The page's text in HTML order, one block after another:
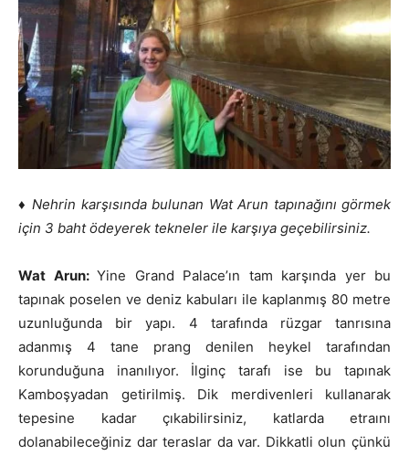
♦ Nehrin karşısında bulunan Wat Arun tapınağını görmek
için 3 baht ödeyerek tekneler ile karşıya geçebilirsiniz.
Wat Arun: Yine Grand Palace’ın tam karşında yer bu
tapınak poselen ve deniz kabuları ile kaplanmış 80 metre
uzunluğunda bir yapı. 4 tarafında rüzgar tanrısına
adanmış 4 tane prang denilen heykel tarafından
korunduğuna inanılıyor. İlginç tarafı ise bu tapınak
Kamboşyadan getirilmiş. Dik merdivenleri kullanarak
tepesine kadar çıkabilirsiniz, katlarda etraını
dolanabileceğiniz dar teraslar da var. Dikkatli olun çünkü